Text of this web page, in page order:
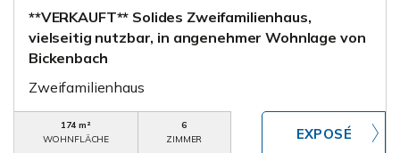
**VERKAUFT** Solides Zweifamilienhaus,
vielseitig nutzbar, in angenehmer Wohnlage von
Bickenbach
Zweifamilienhaus
174 m²
WOHNFLÄCHE
6
ZIMMER